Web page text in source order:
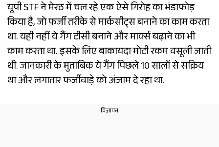
यूपी STF ने मेरठ में चल रहे एक ऐसे गिरोह का भंडाफोड़
किया है, जो फर्जी तरीके से मार्कसीट्स बनाने का काम करता
था. यही नहीं ये गैंग टीसी बनाने और मार्क्स बढ़ाने का भी
काम करता था. इसके लिए बाकायदा मोटी रकम वसूली जाती
थी. जानकारी के मुताबिक ये गैंग पिछले 10 सालों से सक्रिय
था और लगातार फर्जीवाड़े को अंजाम दे रहा था.